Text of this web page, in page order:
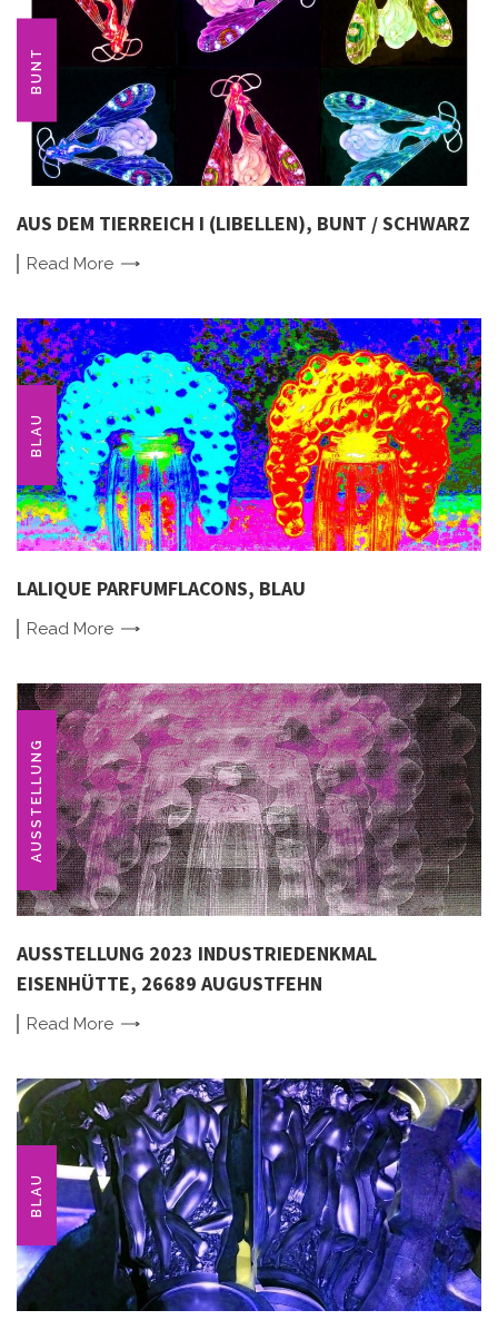
BUNT
AUS DEM TIERREICH I (LIBELLEN), BUNT / SCHWARZ
Read More
BLAU
LALIQUE PARFUMFLACONS, BLAU
Read More
AUSSTELLUNG
AUSSTELLUNG 2023 INDUSTRIEDENKMAL
EISENHÜTTE, 26689 AUGUSTFEHN
Read More
BLAU